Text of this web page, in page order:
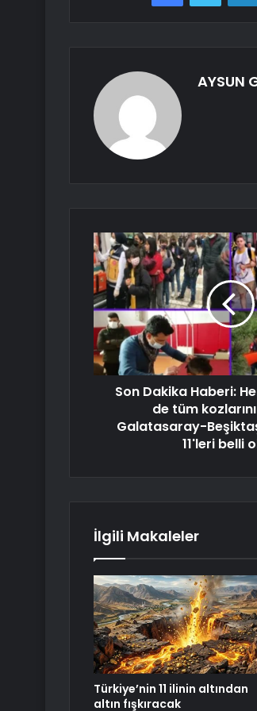
AYSUN
Son Dakika Haberi:
de tüm
Galatasaray-
11'leri belli
İlgili Makaleler
Türkiye’nin 11 ilinin altından
altın fışkıracak